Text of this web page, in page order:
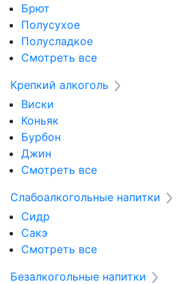
Брют
Полусухое
Полусладкое
Смотреть все
Крепкий алкоголь
Виски
Коньяк
Бурбон
Джин
Смотреть все
Слабоалкогольные напитки
Сидр
Сакэ
Смотреть все
Безалкогольные напитки